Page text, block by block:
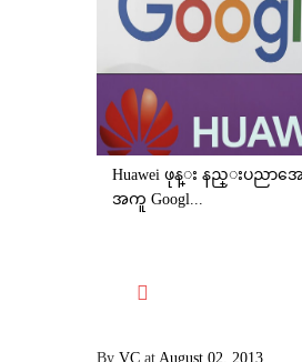
Huawei ဖုန္း နည္းပညာ
အကူ Googl...
By VC at August 02, 2013